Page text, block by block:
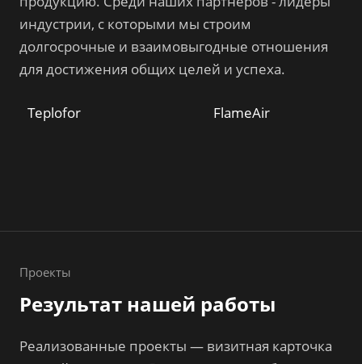
индустрии, с которыми мы строим
долгосрочные и взаимовыгодные отношения
для достижения общих целей и успеха.
Teplofor FlameАir
Проекты
Результат нашей работы
Реализованные проекты — визитная карточка